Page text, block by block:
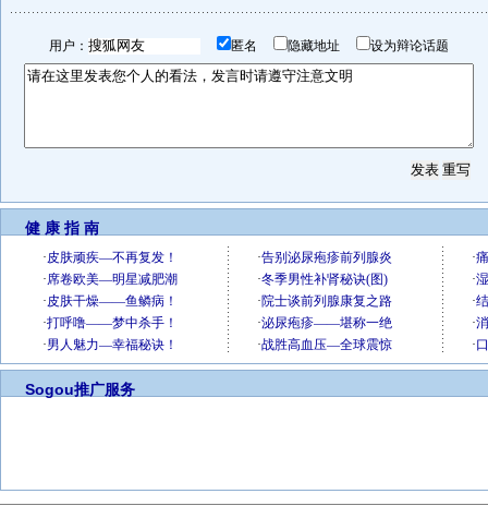
用户： 匿名 隐藏地址 设为辩论话题
健 康 指 南
Sogou推广服务